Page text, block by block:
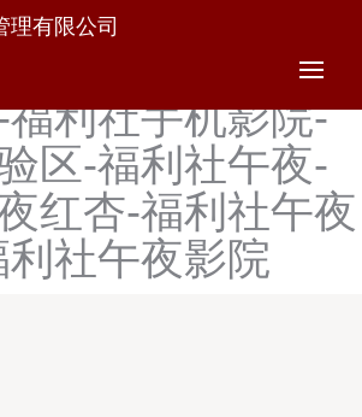
一分钟-福利社视
社视频91-福利社
利社手机影院-
区-福利社午夜-
红杏-福利社午夜
社午夜影院
理有限公司